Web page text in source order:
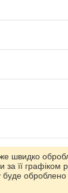
Prom.ua
швидко
за її графіком
буде